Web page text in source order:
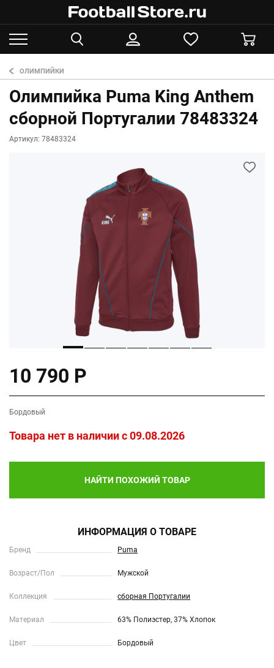
ОЛИМПИЙКИ
Олимпийка Puma King Anthem
сборной Португалии 78483324
Артикул: 78483324
10 790 Р
Бордовый
Товара нет в наличии c 09.08.2026
НАЙТИ ПОХОЖИЙ ТОВАР
ИНФОРМАЦИЯ О ТОВАРЕ
Бренд Puma
Возраст/Пол Мужской
Коллекция сборная Португалии
Материал 63% Полиэстер, 37% Хлопок
Цвет Бордовый